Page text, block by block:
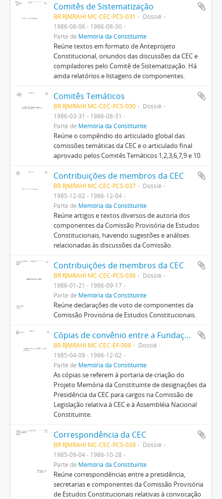
Comitês de Sistematização
BR RJMRAHI MC-CEC-PCS-031
Dossiê
1986-08-06 - 1986-08-30
Parte de Memória da Constituinte
Reúne textos em formato de Anteprojeto
Constitucional, oriundos das discussões da CEC e
compiladores pelo Comitê de Sistematização. Há
ainda relatórios e listagens de componentes.
Comitês Temáticos
BR RJMRAHI MC-CEC-PCS-030
Dossiê
1986-03-31 - 1986-08-31
Parte de Memória da Constituinte
Reúne o compêndio do articulado global das
comissões temáticas da CEC e o articulado final
aprovado pelos Comitês Temáticos 1,2,3,6,7,9 e 10.
Contribuições de membros da CEC
BR RJMRAHI MC-CEC-PCS-037
Dossiê
1985-12-02 - 1986-12-04
Parte de Memória da Constituinte
Reúne artigos e textos diversos de autoria dos
componentes da Comissão Provisória de Estudos
Constitucionais, havendo sugestões e análises
relacionadas às discussões da Comissão.
Contribuições de membros da CEC
BR RJMRAHI MC-CEC-PCS-036
Dossiê
1986-01-21 - 1986-09-17
Parte de Memória da Constituinte
Reúne declarações de voto de componentes da
Comissão Provisória de Estudos Constitucionais.
Cópias de convênio entre a Fundação Pró-Memória e a Comissão Provisória de Estudos Constitucionais
BR RJMRAHI MC-CEC-EF-008
Dossiê
1985-04-09 - 1986-12-02
Parte de Memória da Constituinte
As cópias se referem à portaria de criação do
Projeto Memória da Constituinte de designações da
Presidência da CEC para cargos na Comissão de
Legislação relativa à CEC e à Assembléia Nacional
Constituinte.
Correspondência da CEC
BR RJMRAHI MC-CEC-PCS-038
Dossiê
1985-09-04 - 1986-10-28
Parte de Memória da Constituinte
Reúne correspondências entre a presidência,
secretarias e componentes da Comissão Provisória
de Estudos Constitucionais relativas à convocação